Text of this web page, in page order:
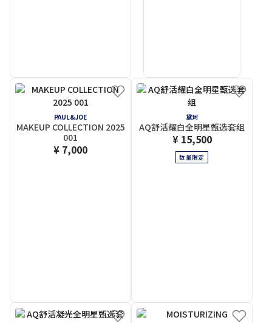
PAUL&JOE
MAKEUP COLLECTION 2025
001
¥ 7,000
黛珂
AQ舒活耀白全明星甄选套组
¥ 15,500
数量限定